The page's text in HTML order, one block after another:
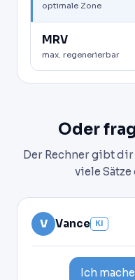
optimale Zone
MRV
max. regenerierbar
Oder
Der Rechner gibt dir
viele
V Vance KI
Ich